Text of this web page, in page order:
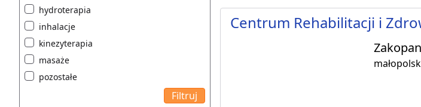
hydroterapia
inhalacje
kinezyterapia
masaże
pozostałe
Centrum Rehabilitacji i